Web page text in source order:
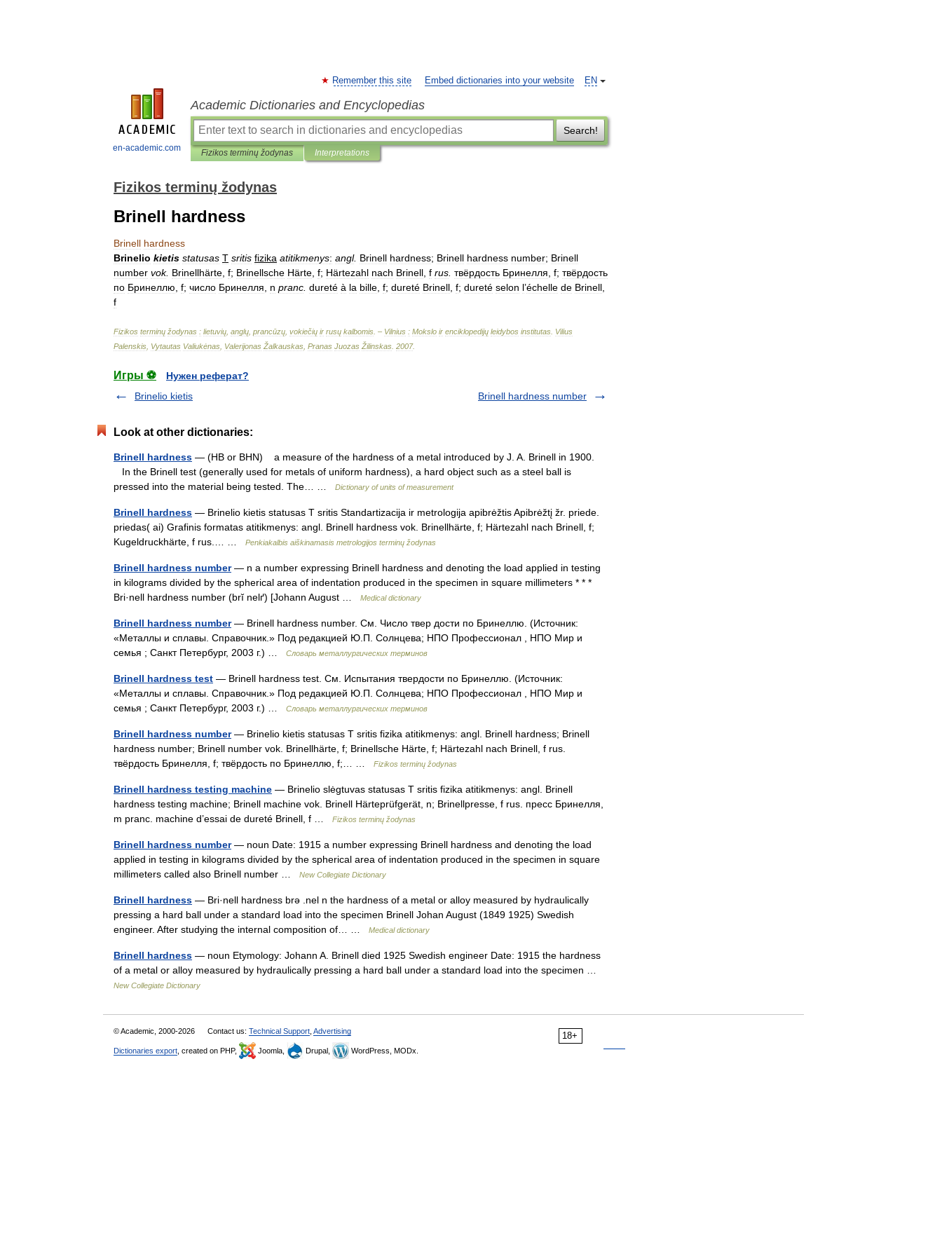
en-academic.com
EN
Remember this site Embed dictionaries into your website
Academic Dictionaries and Encyclopedias
Search!
Fizikos terminų žodynas Interpretations
Fizikos terminų žodynas
Brinell hardness
Brinell hardness
Brinelio kietis statusas T sritis fizika atitikmenys: angl. Brinell hardness; Brinell hardness number; Brinell
number vok. Brinellhärte f; Brinellsche Härte f; Härtezahl nach Brinell f rus твёрдость Бринелля f; твёрдость
по Бринеллю f; число Бринелля n pranc dureté à la bille f; dureté Brinell f; dureté selon l’échelle de Brinell
f
Fizikos terminų žodynas : lietuvių anglų prancūzų vokiečių ir rusų kalbomis . – Vilnius : Mokslo ir enciklopedijų leidybos institutas Vilius
Palenskis Vytautas Valiukėnas Valerijonas Žalkauskas Pranas Juozas Žilinskas 2007.
Игры ⚽
Нужен реферат?
Brinelio kietis
Brinell hardness number
Look at other dictionaries:
Brinell hardness — (HB or BHN) a measure of the hardness of a metal introduced by J. A. Brinell in 1900.
In the Brinell test (generally used for metals of uniform hardness), a hard object such as a steel ball is
pressed into the material being tested. The… …
Dictionary of units of measurement
Brinell hardness — Brinelio kietis statusas T sritis Standartizacija ir metrologija apibrėžtis Apibrėžtį žr. priede.
priedas( ai) Grafinis formatas atitikmenys: angl. Brinell hardness vok. Brinellhärte, f; Härtezahl nach Brinell, f;
Kugeldruckhärte, f rus.… …
Penkiakalbis aiškinamasis metrologijos terminų žodynas
Brinell hardness number— n a number expressing Brinell hardness and denoting the load applied in testing
in kilograms divided by the spherical area of indentation produced in the specimen in square millimeters * * *
Bri·nell hardness number (brĭ nelґ) [Johann August …
Medical dictionary
Brinell hardness number— Brinell hardness number. См. Число твер дости по Бринеллю. (Источник:
«Металлы и сплавы. Справочник.» Под редакцией Ю.П. Солнцева; НПО Профессионал , НПО Мир и
семья ; Санкт Петербург, 2003 г.) …
Словарь металлургических терминов
Brinell hardness test — Brinell hardness test. См. Испытания твердости по Бринеллю. (Источник:
«Металлы и сплавы. Справочник.» Под редакцией Ю.П. Солнцева; НПО Профессионал , НПО Мир и
семья ; Санкт Петербург, 2003 г.) …
Словарь металлургических терминов
Brinell hardness number— Brinelio kietis statusas T sritis fizika atitikmenys: angl. Brinell hardness; Brinell
hardness number; Brinell number vok. Brinellhärte, f; Brinellsche Härte, f; Härtezahl nach Brinell, f rus.
твёрдость Бринелля, f; твёрдость по Бринеллю, f;… …
Fizikos terminų žodynas
Brinell hardness testing machine — Brinelio slėgtuvas statusas T sritis fizika atitikmenys: angl. Brinell
hardness testing machine; Brinell machine vok. Brinell Härteprüfgerät, n; Brinellpresse, f rus. пресс Бринелля,
m pranc. machine d’essai de dureté Brinell, f …
Fizikos terminų žodynas
Brinell hardness number— noun Date: 1915 a number expressing Brinell hardness and denoting the load
applied in testing in kilograms divided by the spherical area of indentation produced in the specimen in square
millimeters called also Brinell number …
New Collegiate Dictionary
Brinell hardness — Bri·nell hardness brə .nel n the hardness of a metal or alloy measured by hydraulically
pressing a hard ball under a standard load into the specimen Brinell Johan August (1849 1925) Swedish
engineer. After studying the internal composition of… …
Medical dictionary
Brinell hardness — noun Etymology: Johann A. Brinell died 1925 Swedish engineer Date: 1915 the hardness
of a metal or alloy measured by hydraulically pressing a hard ball under a standard load into the specimen …
New Collegiate Dictionary
18+
© Academic, 2000-2026 Contact us: Technical Support Advertising
Dictionaries export , created on PHP, Joomla, Drupal, WordPress, MODx.